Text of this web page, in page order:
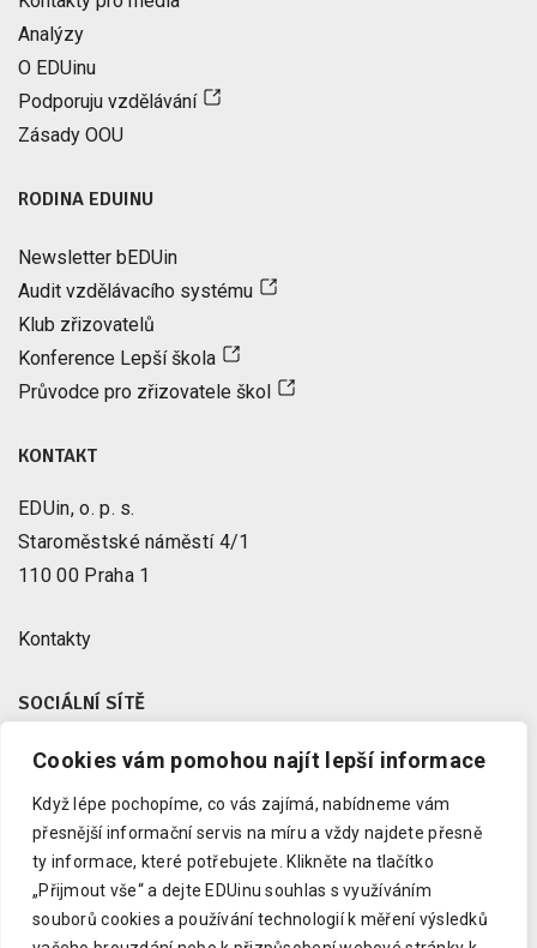
Cookies vám pomohou najít lepší informace
Když lépe pochopíme, co vás zajímá, nabídneme vám
přesnější informační servis na míru a vždy najdete přesně
ty informace, které potřebujete.
Klikněte na tlačítko
„Přijmout vše“ a dejte EDUinu souhlas s využíváním
souborů cookies a používání technologií k měření výsledků
Analýzy
O EDUinu
Podporuju vzdělávání
Zásady OOU
RODINA EDUINU
Newsletter bEDUin
Audit vzdělávacího systému
Klub zřizovatelů
Konference Lepší škola
Průvodce pro zřizovatele škol
KONTAKT
EDUin, o. p. s.
Staroměstské náměstí 4/1
110 00 Praha 1
Kontakty
SOCIÁLNÍ SÍTĚ
Facebook
Instagram
Youtube
LinkedIn